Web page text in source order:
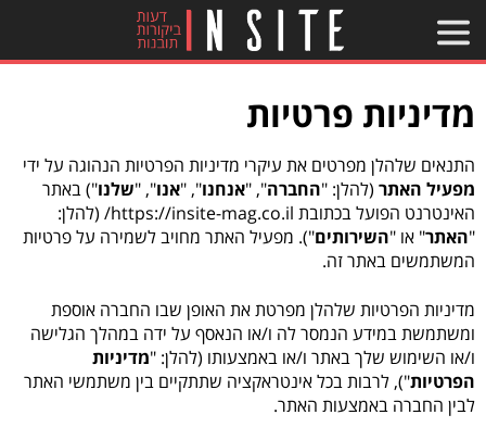
מדיניות פרטיות
התנאים שלהלן מפרטים את עיקרי מדיניות הפרטיות הנהוגה על ידי
מפעיל האתר (להלן: "החברה", "אנחנו", "אנו", "שלנו") באתר
האינטרנט הפועל בכתובת https://insite-mag.co.il/ (להלן:
"האתר" או "השירותים"). מפעיל האתר מחויב לשמירה על פרטיות
המשתמשים באתר זה.
מדיניות הפרטיות שלהלן מפרטת את האופן שבו החברה אוספת
ומשתמשת במידע הנמסר לה ו/או הנאסף על ידה במהלך הגלישה
ו/או השימוש שלך באתר ו/או באמצעותו (להלן: "מדיניות
הפרטיות"), לרבות בכל אינטראקציה שתתקיים בין משתמשי האתר
לבין החברה באמצעות האתר.